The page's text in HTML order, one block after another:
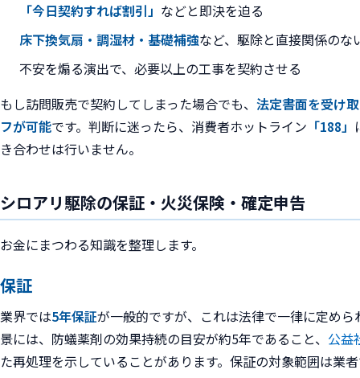
「今日契約すれば割引」 などと即決を迫る
床下換気扇・調湿材・基礎補強など、駆除と直接関係のな
不安を煽る演出で、必要以上の工事を契約させる
もし訪問販売で契約してしまった場合でも、 法定書面を受け
フが可能です。判断に迷ったら、消費者ホットライン 「188」
き合わせは行いません。
シロアリ駆除の保証・火災保険・確定申告
お金にまつわる知識を整理します。
保証
業界では5年保証が一般的ですが、これは法律で一律に定め
景には、防蟻薬剤の効果持続の目安が約5年であること、 公益
た再処理を示していることがあります。保証の対象範囲は業